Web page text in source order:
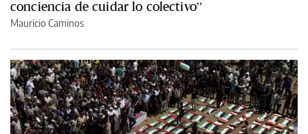
conciencia de cuidar lo colectivo”
Mauricio Caminos